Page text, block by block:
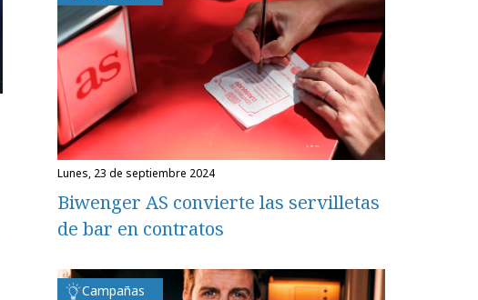
lunes, 23 de septiembre 2024
Biwenger AS convierte las servilletas
de bar en contratos
Campañas